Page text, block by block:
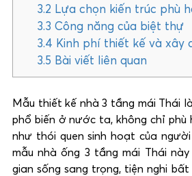
3.2 Lựa chọn kiến trúc phù
3.3 Công năng của biệt thự
3.4 Kinh phí thiết kế và xây
3.5 Bài viết liên quan
Mẫu thiết kế nhà 3 tầng mái Thái
phổ biến ở nước ta, không chỉ phù
như thói quen sinh hoạt của
mẫu nhà ống 3 tầng mái Thái
gian sống sang trọng, tiện nghi